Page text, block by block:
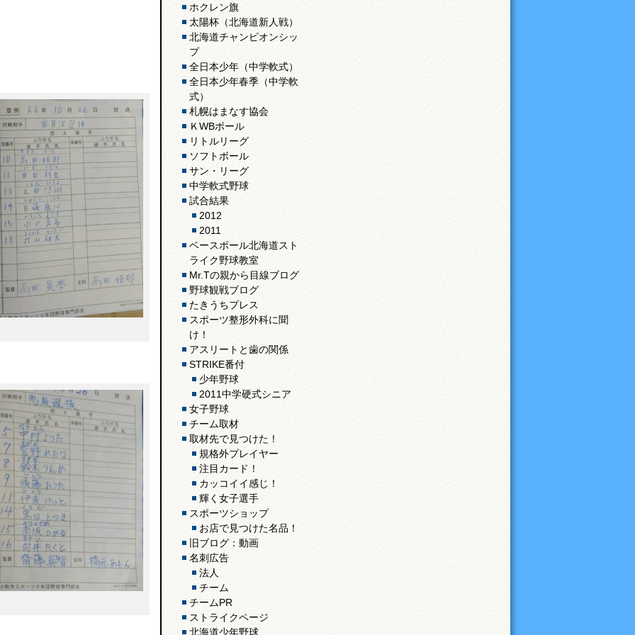
ホクレン旗
太陽杯（北海道新人戦）
北海道チャンピオンシッ
プ
全日本少年（中学軟式）
全日本少年春季（中学軟
式）
札幌はまなす協会
ＫWBボール
リトルリーグ
ソフトボール
サン・リーグ
中学軟式野球
試合結果
2012
2011
ベースボール北海道スト
ライク野球教室
Mr.Tの親から目線ブログ
野球観戦ブログ
たきうちプレス
スポーツ整形外科に聞
け！
アスリートと歯の関係
STRIKE番付
少年野球
2011中学硬式シニア
女子野球
チーム取材
取材先で見つけた！
規格外プレイヤー
注目カード！
カッコイイ感じ！
輝く女子選手
スポーツショップ
お店で見つけた名品！
旧ブログ：動画
名刺広告
法人
チーム
チームPR
ストライクページ
北海道少年野球